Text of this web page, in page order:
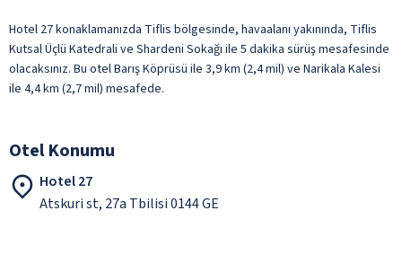
Hotel 27 konaklamanızda Tiflis bölgesinde, havaalanı yakınında, Tiflis
Kutsal Üçlü Katedrali ve Shardeni Sokağı ile 5 dakika sürüş mesafesinde
olacaksınız. Bu otel Barış Köprüsü ile 3,9 km (2,4 mil) ve Narikala Kalesi
ile 4,4 km (2,7 mil) mesafede.
Otel Konumu
Hotel 27
Atskuri st, 27a Tbilisi 0144 GE